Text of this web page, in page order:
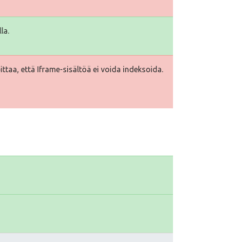
että Iframe-sisältöä ei voida indeksoida.